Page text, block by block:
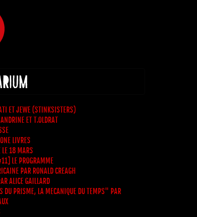
ET JEWE (STINKSISTERS)
ET T.OLDRAT
LIVRES
LE 18 MARS
LE PROGRAMME
PAR RONALD CREAGH
ALICE GAILLARD
DU PRISME, LA MECANIQUE DU TEMPS" PAR